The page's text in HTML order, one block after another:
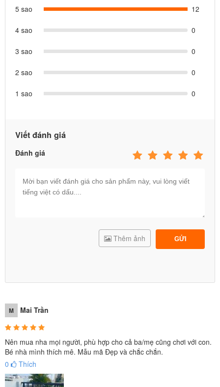
Đặc điểm nổi bật của bể bơi phao gia đình INTEX
Bể bơi phao gia đình INTEX 57190
mát mẻ, sảng khoái trong những ngày hè oi nóng.
5 sao
12
4 sao 0
3 sao 0
2 sao 0
1 sao 0
Viết đánh giá
Đánh giá
GỬI
Thêm ảnh
M Mai Trần
Nên mua nha mọi người, phù hợp cho cả ba/mẹ cũng chơi với con.
Bé nhà mình thích mê. Mẫu mã Đẹp và chắc chắn.
0
Thích